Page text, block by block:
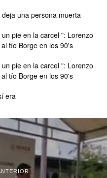
una persona muerta
pie en la carcel ": Lorenzo
tío Borge en los 90's
pie en la carcel ": Lorenzo
tío Borge en los 90's
era